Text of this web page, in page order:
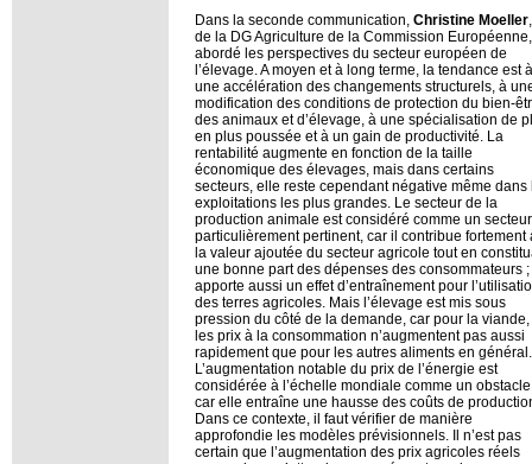
Dans la seconde communication, Christine Moeller,
de la DG Agriculture de la Commission
abordé les perspectives du secteur européen de
l’élevage. A moyen et à long terme, la tendance est à
une accélération des changements structurels, à
modification des conditions de protection du bien-
des animaux et d’élevage, à une spécialisation de
en plus poussée et à un gain de productivité. La
rentabilité augmente en fonction de la taille
économique des élevages, mais dans certains
secteurs, elle reste cependant négative même dans
exploitations les plus grandes. Le secteur de la
production animale est considéré comme un secteur
particulièrement pertinent, car il contribue fortement
la valeur ajoutée du secteur agricole tout en
une bonne part des dépenses des consommateurs
apporte aussi un effet d’entraînement pour
des terres agricoles. Mais l’élevage est mis sous
pression du côté de la demande, car pour la viande,
les prix à la consommation n’augmentent pas aussi
rapidement que pour les autres aliments en général.
L’augmentation notable du prix de l’énergie est
considérée à l’échelle mondiale comme un
car elle entraîne une hausse des coûts de
Dans ce contexte, il faut vérifier de manière
approfondie les modèles prévisionnels. Il n’est pas
certain que l’augmentation des prix agricoles réels